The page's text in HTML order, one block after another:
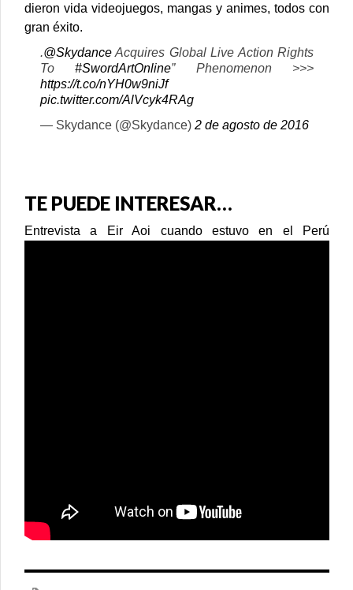
dieron vida videojuegos, mangas y animes, todos con
gran éxito.
.@Skydance Acquires Global Live Action Rights
To#SwordArtOnline” Phenomenon >>>
https://t.co/nYH0w9niJf
pic.twitter.com/AlVcyk4RAg
— Skydance (@Skydance) 2 de agosto de 2016
TE PUEDE INTERESAR…
Entrevista a Eir Aoi cuando estuvo en el Perú